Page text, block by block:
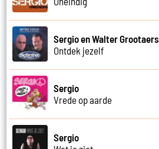
Sergio en Walter Grootaers
Ontdek jezelf
Sergio
Vrede op aarde
Sergio